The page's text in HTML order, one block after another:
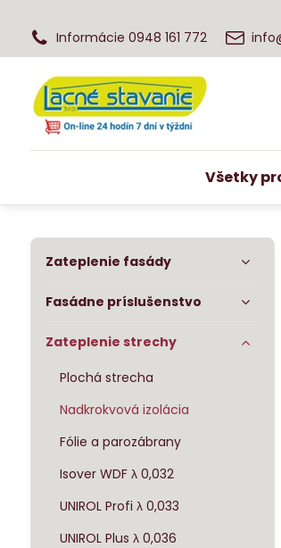
Informácie 0948 161 772
Všetky
Zateplenie fasády
Fasádne príslušenstvo
Zateplenie strechy
Plochá strecha
Nadkrokvová izolácia
Fólie a parozábrany
Isover WDF λ 0,032
UNIROL Profi λ 0,033
UNIROL Plus λ 0,036